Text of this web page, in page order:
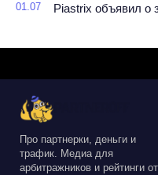
01.07 Piastrix объявил о
Про партнерки, деньги и
трафик. Медиа для
арбитражников и рейтинги от